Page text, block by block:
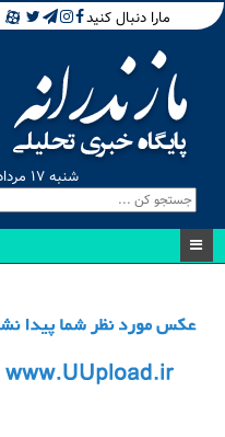
مارا دنبال کنید
شنبه ۱۷ مرداد ۱۴۰۵- Aug 8 2026